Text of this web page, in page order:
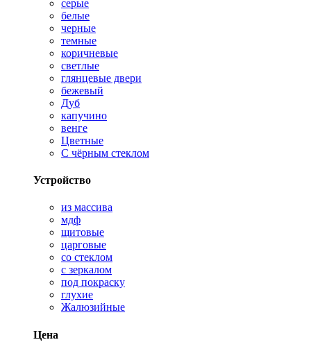
серые
белые
черные
темные
коричневые
светлые
глянцевые двери
бежевый
Дуб
капучино
венге
Цветные
С чёрным стеклом
Устройство
из массива
мдф
щитовые
царговые
со стеклом
с зеркалом
под покраску
глухие
Жалюзийные
Цена